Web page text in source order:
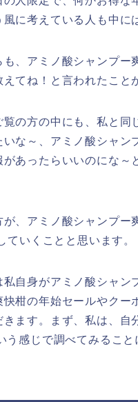
に考えている人も中に
、アミノ酸シャンプ
てね！と言われたこと
の方の中にも、私と
な～、アミノ酸シャン
あったらいいのにな～
が、アミノ酸シャンプ
いくことと思います。
自身がアミノ酸シャン
柑の年始セールやク
ます。まず、私は、
感じで調べてみること